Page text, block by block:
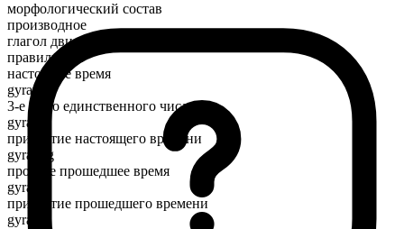
морфологический состав
производное
глагол движения
правильный
настоящее время
gyrate
3-е лицо единственного числа
gyrates
причастие настоящего времени
gyrating
простое прошедшее время
gyrated
причастие прошедшего времени
gyrated